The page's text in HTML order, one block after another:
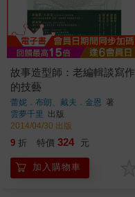
故事造型師：老編輯談寫作
的技藝
蕾妮．布朗、戴夫．金恩 著
雲夢千里
出版
2014/04/30 出版
9 折 特價 324 元
加入購物車